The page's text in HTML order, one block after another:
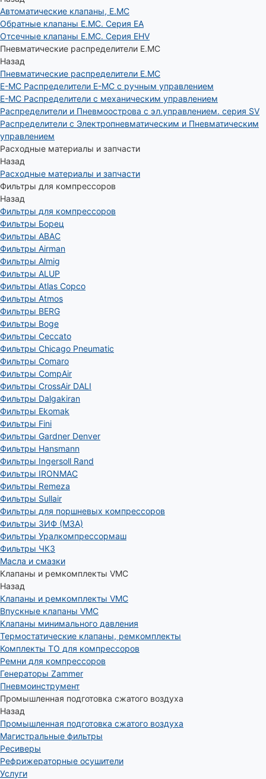
Автоматические клапаны, Е.МС
Обратные клапаны E.MC. Серия EA
Отсечные клапаны E.MC. Серия EHV
Пневматические распределители E.MC
Назад
Пневматические распределители E.MC
E-MC Распределители E-MC с ручным управлением
E-MC Распределители с механическим управлением
Распределители и Пневмоострова с эл.управлением. серия SV
Распределители с Электропневматическим и Пневматическим
управлением
Расходные материалы и запчасти
Назад
Расходные материалы и запчасти
Фильтры для компрессоров
Назад
Фильтры для компрессоров
Фильтры Борец
Фильтры ABAC
Фильтры Airman
Фильтры Almig
Фильтры ALUP
Фильтры Atlas Copco
Фильтры Atmos
Фильтры BERG
Фильтры Boge
Фильтры Ceccato
Фильтры Chicago Pneumatic
Фильтры Comaro
Фильтры CompAir
Фильтры CrossAir DALI
Фильтры Dalgakiran
Фильтры Ekomak
Фильтры Fini
Фильтры Gardner Denver
Фильтры Hansmann
Фильтры Ingersoll Rand
Фильтры IRONMAC
Фильтры Remeza
Фильтры Sullair
Фильтры для поршневых компрессоров
Фильтры ЗИФ (МЗА)
Фильтры Уралкомпрессормаш
Фильтры ЧКЗ
Масла и смазки
Клапаны и ремкомплекты VMC
Назад
Клапаны и ремкомплекты VMC
Впускные клапаны VMC
Клапаны минимального давления
Термостатические клапаны, ремкомплекты
Комплекты ТО для компрессоров
Ремни для компрессоров
Генераторы Zammer
Пневмоинструмент
Промышленная подготовка сжатого воздуха
Назад
Промышленная подготовка сжатого воздуха
Магистральные фильтры
Ресиверы
Рефрижераторные осушители
Услуги